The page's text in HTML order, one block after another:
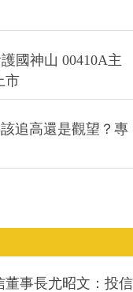
國神山 00410A主
市
追高還是觀望？專
董事長尤昭文：投信